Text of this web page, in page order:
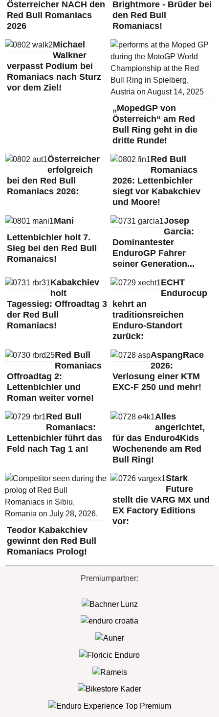
Österreicher NACH den
Red Bull Romaniacs
2026
Brightmore - Brüder bei
den Red Bull
Romaniacs!
Michael
Walkner
verpasst Podium bei
Romaniacs nach Sturz
vor dem Ziel!
„MopedGP von
Österreich“ am Red
Bull Ring geht in die
dritte Runde!
Österreicher
erfolgreich
bei den Red Bull
Romaniacs 2026:
Red Bull
Romaniacs
2026: Lettenbichler
siegt vor Kabakchiev
und Moore!
Mani
Lettenbichler holt 7.
Sieg bei den Red Bull
Romanaics!
Josep
Garcia:
Dominantester
EnduroGP Fahrer
seiner Generation...
Kabakchiev
holt
Tagessieg: Offroadtag 3
der Red Bull
Romaniacs!
ECHT
Endurocup
kehrt an
traditionsreichen
Enduro-Standort
zurück:
Red Bull
Romaniacs
Offroadtag 2:
Lettenbichler und
Roman weiter vorne!
AspangRace
2026:
Verlosung einer KTM
EXC-F 250 und mehr!
Red Bull
Romaniacs:
Lettenbichler führt das
Feld nach Tag 1 an!
Alles
angerichtet,
für das Enduro4Kids
Wochenende am Red
Bull Ring!
Teodor Kabakchiev
gewinnt den Red Bull
Romaniacs Prolog!
Stark
Future
stellt die VARG MX und
EX Factory Editions
vor:
Premiumpartner: